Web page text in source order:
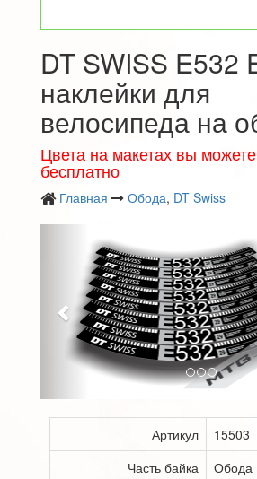
DT SWISS E532
наклейки для
велосипеда на
Цвета на макетах вы
бесплатно
Главная Обода, DT Swiss
Следующий
Артикул
15503
Часть байка
Обода